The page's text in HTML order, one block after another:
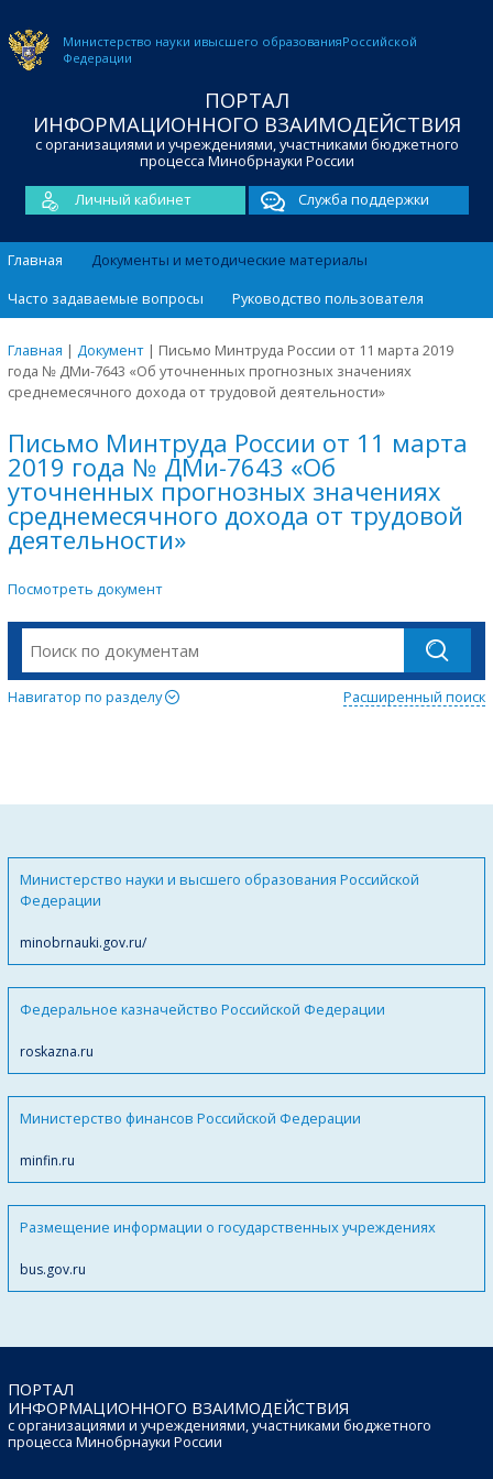
Министерство науки ивысшего образованияРоссийской
Федерации
ПОРТАЛ
ИНФОРМАЦИОННОГО ВЗАИМОДЕЙСТВИЯ
с организациями и учреждениями, участниками бюджетного
процесса Минобрнауки России
Личный кабинет
Служба поддержки
Главная
Документы и методические материалы
Часто задаваемые вопросы
Руководство пользователя
Главная | Документ | Письмо Минтруда России от 11 марта 2019
года № ДМи-7643 «Об уточненных прогнозных значениях
среднемесячного дохода от трудовой деятельности»
Письмо Минтруда России от 11 марта
2019 года № ДМи-7643 «Об
уточненных прогнозных значениях
среднемесячного дохода от трудовой
деятельности»
Посмотреть документ
Навигатор по разделу Расширенный поиск
Министерство науки и высшего образования Российской
Федерации
minobrnauki.gov.ru/
Федеральное казначейство Российской Федерации
roskazna.ru
Министерство финансов Российской Федерации
minfin.ru
Размещение информации о государственных учреждениях
bus.gov.ru
ПОРТАЛ
ИНФОРМАЦИОННОГО ВЗАИМОДЕЙСТВИЯ
с организациями и учреждениями, участниками бюджетного
процесса Минобрнауки России